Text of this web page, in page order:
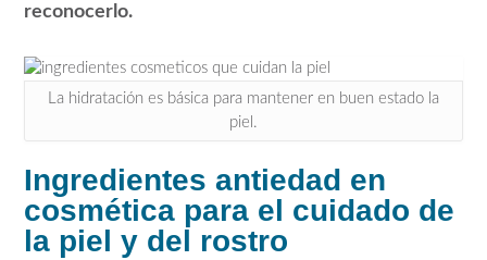
reconocerlo.
La hidratación es básica para mantener en buen estado la
piel.
Ingredientes antiedad en
cosmética para el cuidado de
la piel y del rostro